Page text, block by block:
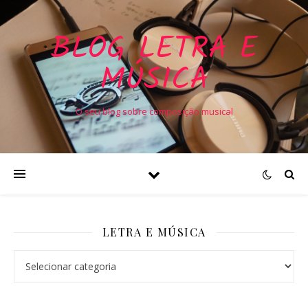
BLOG LETRA E
MÚSICA
O seu blog sobre composição musical
LETRA E MÚSICA